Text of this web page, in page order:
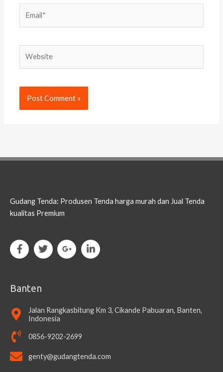
Gudang Tenda: Produsen Tenda harga murah dan Jual Tenda
kualitas Premium
Banten
Jalan Rangkasbitung Km 3, Cikande Pabuaran, Banten,
Indonesia
0856-9202-2699
genty@gudangtenda.com